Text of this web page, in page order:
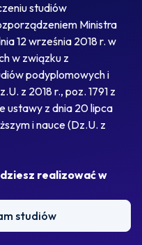
studiów
Ministra
12 września 2018 r. w
w związku z
podyplomowych i
z 2018 r., poz. 1791 z
ustawy z dnia 20 lipca
i nauce (Dz.U. z
realizować w
studiów